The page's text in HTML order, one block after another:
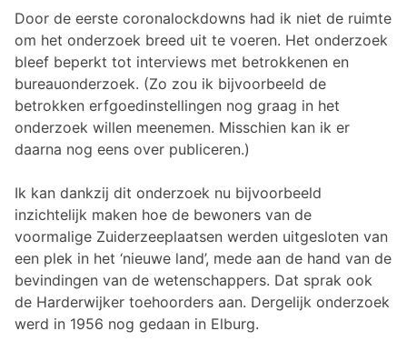
Door de eerste coronalockdowns had ik niet de ruimte
om het onderzoek breed uit te voeren. Het onderzoek
bleef beperkt tot interviews met betrokkenen en
bureauonderzoek. (Zo zou ik bijvoorbeeld de
betrokken erfgoedinstellingen nog graag in het
onderzoek willen meenemen. Misschien kan ik er
daarna nog eens over publiceren.)
Ik kan dankzij dit onderzoek nu bijvoorbeeld
inzichtelijk maken hoe de bewoners van de
voormalige Zuiderzeeplaatsen werden uitgesloten van
een plek in het ‘nieuwe land’, mede aan de hand van de
bevindingen van de wetenschappers. Dat sprak ook
de Harderwijker toehoorders aan. Dergelijk onderzoek
werd in 1956 nog gedaan in Elburg.